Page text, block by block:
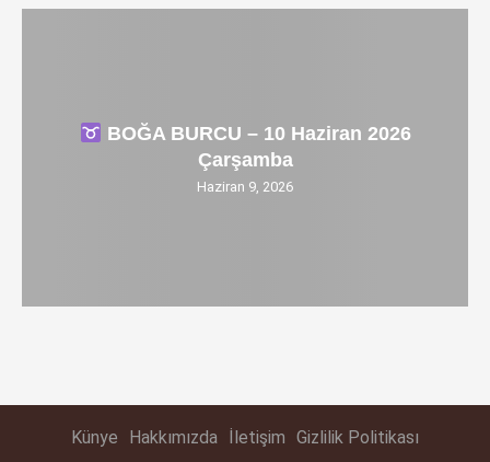
BOĞA BURCU – 10 Haziran 2026
Çarşamba
Haziran 9, 2026
Künye Hakkımızda İletişim Gizlilik Politikası